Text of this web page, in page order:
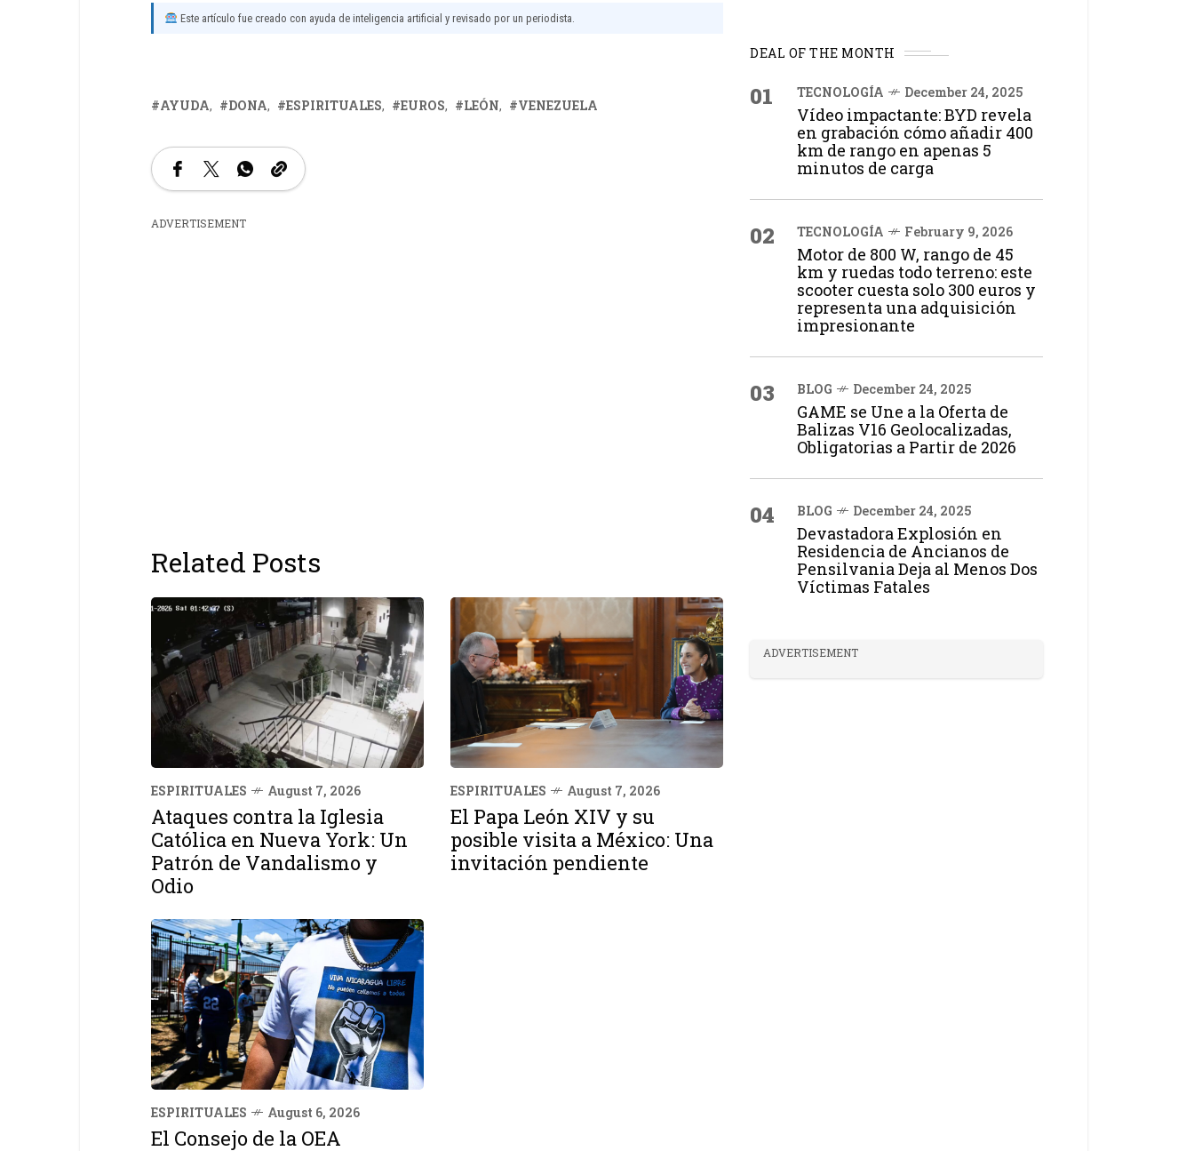
Este artículo fue creado con ayuda de inteligencia artificial y revisado por un periodista.
AYUDA DONA ESPIRITUALES EUROS LEÓN VENEZUELA
ADVERTISEMENT
Related Posts
ESPIRITUALES August 7, 2026
Ataques contra la Iglesia
Católica en Nueva York: Un
Patrón de Vandalismo y
Odio
ESPIRITUALES August 7, 2026
El Papa León XIV y su
posible visita a México: Una
invitación pendiente
ESPIRITUALES August 6, 2026
El Consejo de la OEA
DEAL OF THE MONTH
01 TECNOLOGÍA December 24, 2025
Vídeo impactante: BYD revela
en grabación cómo añadir 400
km de rango en apenas 5
minutos de carga
02 TECNOLOGÍA February 9, 2026
Motor de 800 W, rango de 45
km y ruedas todo terreno: este
scooter cuesta solo 300 euros y
representa una adquisición
impresionante
03 BLOG December 24, 2025
GAME se Une a la Oferta de
Balizas V16 Geolocalizadas,
Obligatorias a Partir de 2026
04 BLOG December 24, 2025
Devastadora Explosión en
Residencia de Ancianos de
Pensilvania Deja al Menos Dos
Víctimas Fatales
ADVERTISEMENT